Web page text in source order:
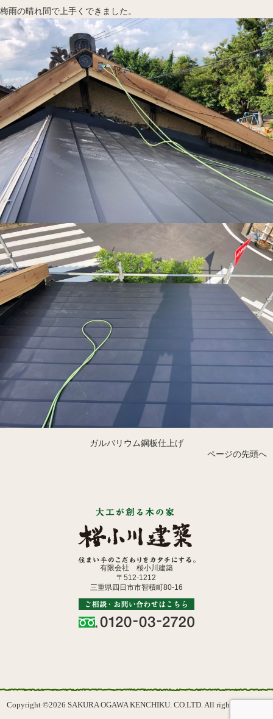
梅雨の晴れ間で上手くできました。
ガルバリウム鋼板仕上げ
ページの先頭へ
有限会社 桜小川建築
〒512-1212
三重県四日市市智積町80-16
Copyright ©2026 SAKURA OGAWA KENCHIKU. CO.LTD. All rights reserved.